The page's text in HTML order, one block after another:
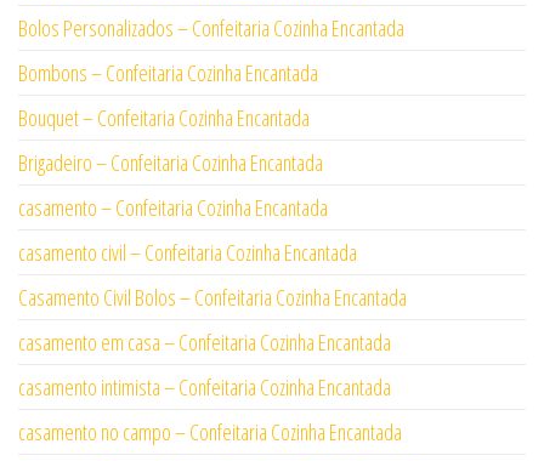
Bolos Personalizados – Confeitaria Cozinha Encantada
Bombons – Confeitaria Cozinha Encantada
Bouquet – Confeitaria Cozinha Encantada
Brigadeiro – Confeitaria Cozinha Encantada
casamento – Confeitaria Cozinha Encantada
casamento civil – Confeitaria Cozinha Encantada
Casamento Civil Bolos – Confeitaria Cozinha Encantada
casamento em casa – Confeitaria Cozinha Encantada
casamento intimista – Confeitaria Cozinha Encantada
casamento no campo – Confeitaria Cozinha Encantada